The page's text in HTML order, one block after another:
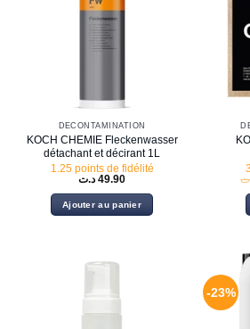
DÉCONTAMINATION
KOCH CHEMIE Fleckenwasser
détachant et décirant 1L
1.25 points de fidélité
49.90 د.ت
Ajouter au panier
-23%